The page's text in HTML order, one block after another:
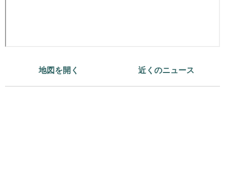
地図を開く 近くのニュース